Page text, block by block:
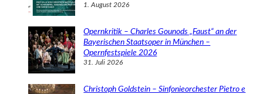
1. August 2026
Opernkritik – Charles Gounods „Faust“ an der
Bayerischen Staatsoper in München –
Opernfestspiele 2026
31. Juli 2026
Christoph Goldstein – Sinfonieorchester Pietro e